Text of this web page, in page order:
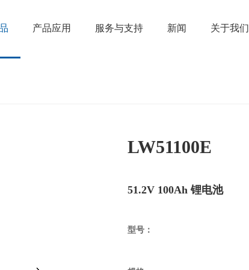
产品应用 服务与支持 新闻 关于我们
LW51100E
51.2V 100Ah 锂电池
型号：